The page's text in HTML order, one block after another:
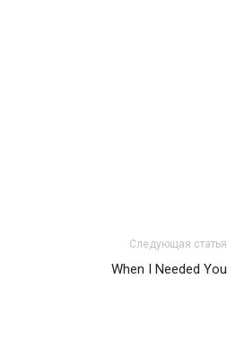
Следующая статья
When I Needed You